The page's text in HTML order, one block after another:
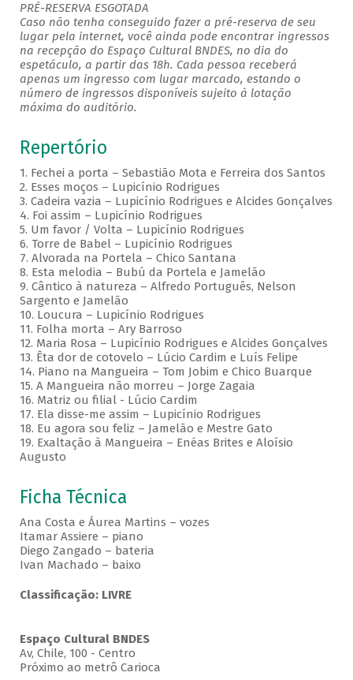
PRÉ-RESERVA ESGOTADA
Caso não tenha conseguido fazer a pré-reserva de seu
lugar pela internet, você ainda pode encontrar ingressos
na recepção do Espaço Cultural BNDES, no dia do
espetáculo, a partir das 18h. Cada pessoa receberá
apenas um ingresso com lugar marcado, estando o
número de ingressos disponíveis sujeito à lotação
máxima do auditório.
Repertório
1. Fechei a porta – Sebastião Mota e Ferreira dos Santos
2. Esses moços – Lupicínio Rodrigues
3. Cadeira vazia – Lupicínio Rodrigues e Alcides Gonçalves
4. Foi assim – Lupicínio Rodrigues
5. Um favor / Volta – Lupicínio Rodrigues
6. Torre de Babel – Lupicínio Rodrigues
7. Alvorada na Portela – Chico Santana
8. Esta melodia – Bubú da Portela e Jamelão
9. Cântico à natureza – Alfredo Português, Nelson
Sargento e Jamelão
10. Loucura – Lupicínio Rodrigues
11. Folha morta – Ary Barroso
12. Maria Rosa – Lupicínio Rodrigues e Alcides Gonçalves
13. Êta dor de cotovelo – Lúcio Cardim e Luís Felipe
14. Piano na Mangueira – Tom Jobim e Chico Buarque
15. A Mangueira não morreu – Jorge Zagaia
16. Matriz ou filial - Lúcio Cardim
17. Ela disse-me assim – Lupicínio Rodrigues
18. Eu agora sou feliz – Jamelão e Mestre Gato
19. Exaltação à Mangueira – Enéas Brites e Aloísio
Augusto
Ficha Técnica
Ana Costa e Áurea Martins – vozes
Itamar Assiere – piano
Diego Zangado – bateria
Ivan Machado – baixo
Classificação: LIVRE
Espaço Cultural BNDES
Av, Chile, 100 - Centro
Próximo ao metrô Carioca